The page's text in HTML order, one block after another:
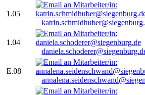
1.05
1.04
E.08